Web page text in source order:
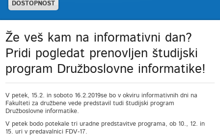
DOSTOPNOST
Že veš kam na informativni dan?
Pridi pogledat prenovljen študijski
program Družboslovne informatike!
V petek, 15.2. in soboto 16.2.2019se bo v okviru informativnih dni na
Fakulteti za družbene vede predstavil tudi študijski program
Družboslovne informatike.
V petek bodo potekale tri uradne predstavitve programa, ob 10., 12. in
15. uri v predavalnici FDV-17.